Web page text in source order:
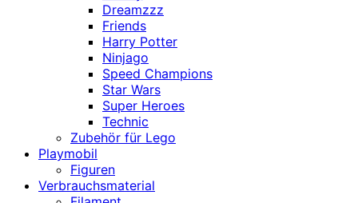
Dreamzzz
Friends
Harry Potter
Ninjago
Speed Champions
Star Wars
Super Heroes
Technic
Zubehör für Lego
Playmobil
Figuren
Verbrauchsmaterial